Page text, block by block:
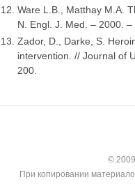
Ware L.B., Matthay M.A.
N. Engl. J. Med. – 2000.
Zador, D., Darke, S.
intervention. // Journal of
200.
©
При копировании